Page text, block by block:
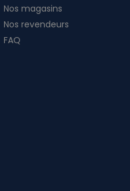
Nos magasins
Nos revendeurs
FAQ